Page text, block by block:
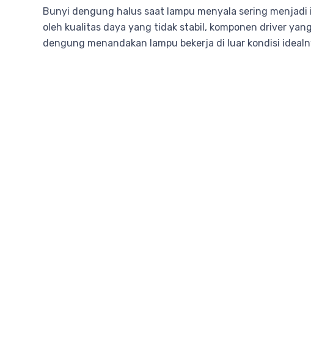
Bunyi dengung halus saat lampu menyala sering
oleh kualitas daya yang tidak stabil, komponen driver
dengung menandakan lampu bekerja di luar kondisi